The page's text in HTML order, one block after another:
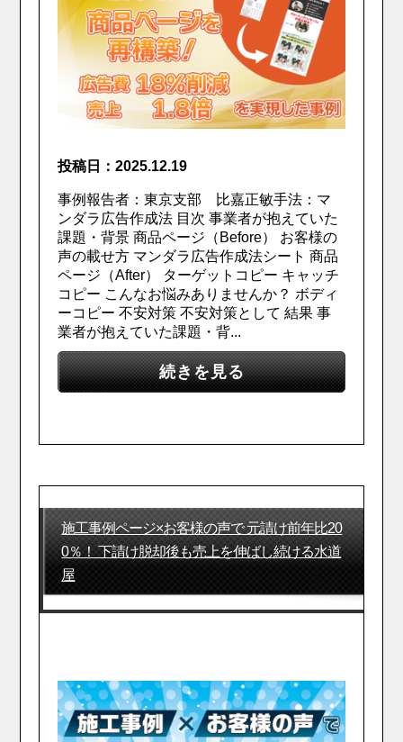
投稿日：2025.12.19
事例報告者：東京支部 比嘉正敏手法：マ
ンダラ広告作成法 目次 事業者が抱えていた
課題・背景 商品ページ（Before） お客様の
声の載せ方 マンダラ広告作成法シート 商品
ページ（After） ターゲットコピー キャッチ
コピー こんなお悩みありませんか？ ボディ
ーコピー 不安対策 不安対策として 結果 事
業者が抱えていた課題・背...
続きを見る
施工事例ページ×お客様の声で 元請け前年比20
0％！ 下請け脱却後も売上を伸ばし続ける水道
屋